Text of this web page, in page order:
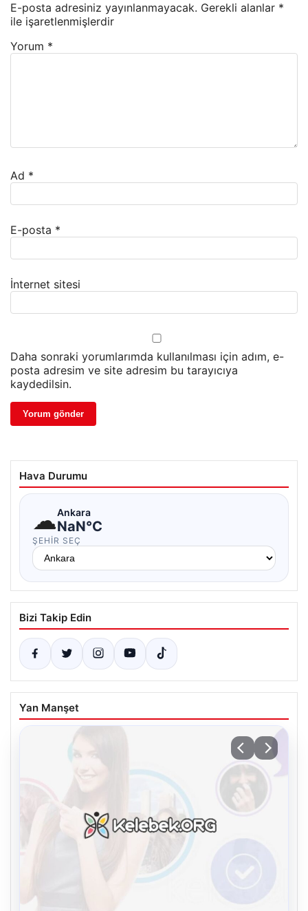
E-posta adresiniz yayınlanmayacak. Gerekli alanlar *
ile işaretlenmişlerdir
Yorum *
Ad *
E-posta *
İnternet sitesi
Daha sonraki yorumlarımda kullanılması için adım, e-
posta adresim ve site adresim bu tarayıcıya
kaydedilsin.
Hava Durumu
☁Ankara
NaN°C
ŞEHIR SEÇ
Bizi Takip Edin
Yan Manşet